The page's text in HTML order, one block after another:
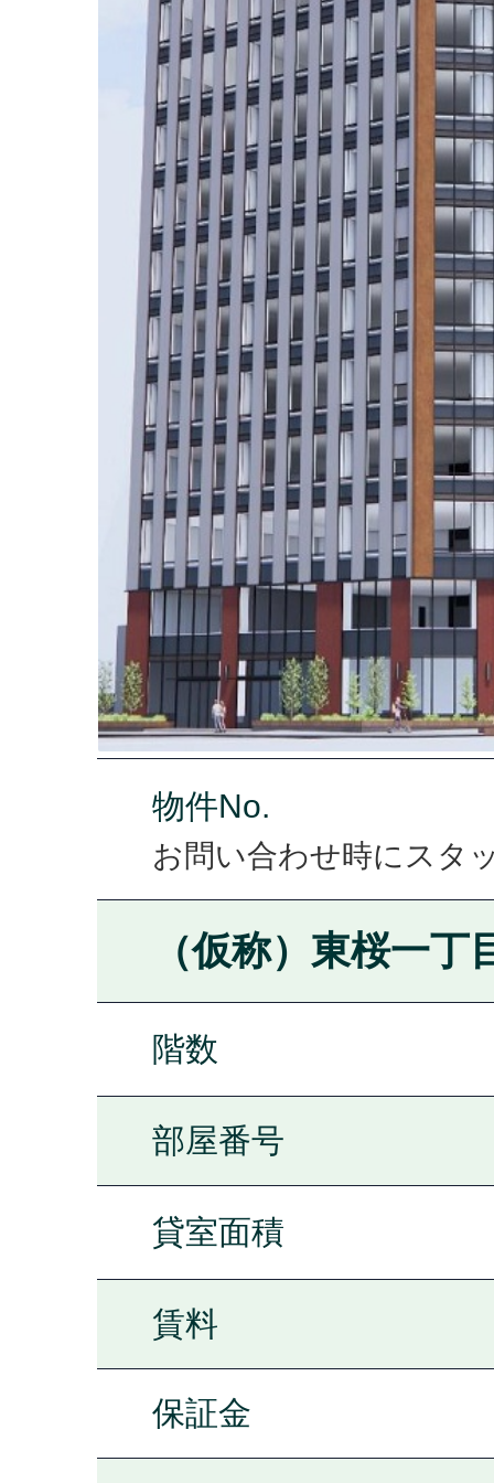
物件No.
お問い合わせ時にスタ
（仮称）東桜一丁
階数
部屋番号
貸室面積
賃料
保証金